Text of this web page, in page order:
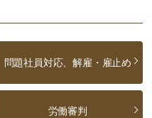
問題社員対応、解雇・雇止め
労働審判